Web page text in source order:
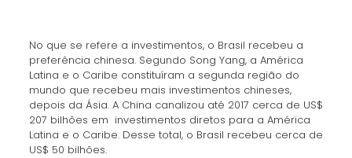
No que se refere a investimentos, o Brasil recebeu a
preferência chinesa. Segundo Song Yang, a América
Latina e o Caribe constituíram a segunda região do
mundo que recebeu mais investimentos chineses,
depois da Ásia. A China canalizou até 2017 cerca de US$
207 bilhões em investimentos diretos para a América
Latina e o Caribe. Desse total, o Brasil recebeu cerca de
US$ 50 bilhões.